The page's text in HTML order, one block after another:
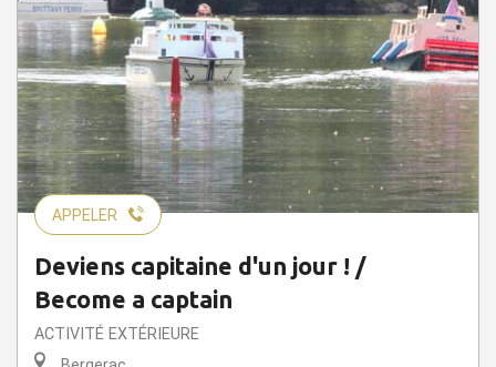
APPELER
Deviens capitaine d'un jour ! /
Become a captain
ACTIVITÉ EXTÉRIEURE